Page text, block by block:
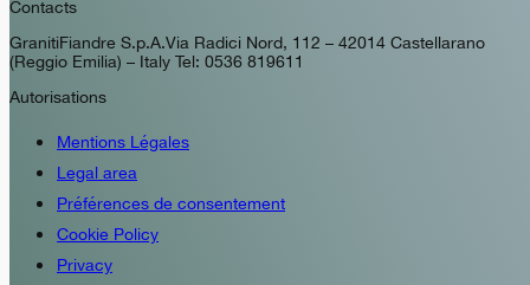
Contacts
GranitiFiandre S.p.A. Via Radici Nord, 112 – 42014 Castellarano
(Reggio Emilia) – Italy Tel: 0536 819611
Autorisations
Mentions Légales
Legal area
Préférences de consentement
Cookie Policy
Privacy